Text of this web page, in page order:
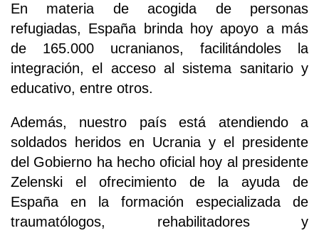
En materia de acogida de personas
refugiadas, España brinda hoy apoyo a más
de 165.000 ucranianos, facilitándoles la
integración, el acceso al sistema sanitario y
educativo, entre otros.
Además, nuestro país está atendiendo a
soldados heridos en Ucrania y el presidente
del Gobierno ha hecho oficial hoy al presidente
Zelenski el ofrecimiento de la ayuda de
España en la formación especializada de
traumatólogos, rehabilitadores y